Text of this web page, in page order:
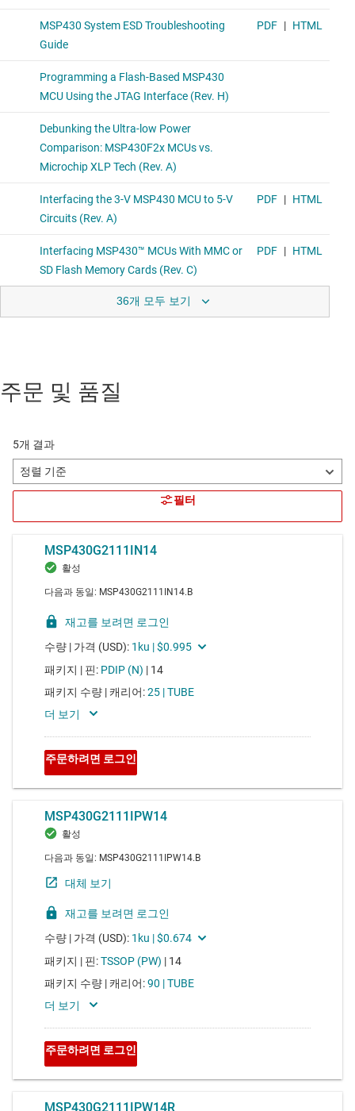
36개 모두 보기
주문 및 품질